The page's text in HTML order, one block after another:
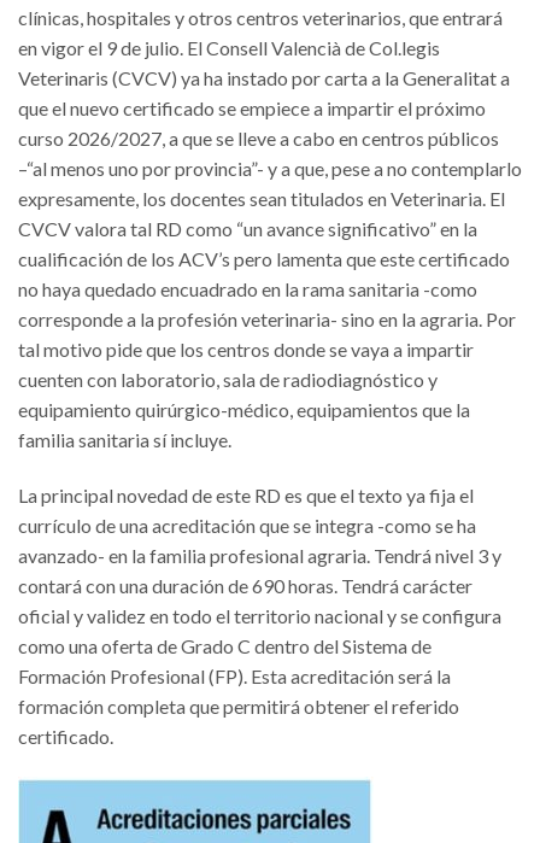
clínicas, hospitales y otros centros veterinarios, que entrará
en vigor el 9 de julio. El Consell Valencià de Col.legis
Veterinaris (CVCV) ya ha instado por carta a la Generalitat a
que el nuevo certificado se empiece a impartir el próximo
curso 2026/2027, a que se lleve a cabo en centros públicos
–“al menos uno por provincia”- y a que, pese a no contemplarlo
expresamente, los docentes sean titulados en Veterinaria. El
CVCV valora tal RD como “un avance significativo” en la
cualificación de los ACV’s pero lamenta que este certificado
no haya quedado encuadrado en la rama sanitaria -como
corresponde a la profesión veterinaria- sino en la agraria. Por
tal motivo pide que los centros donde se vaya a impartir
cuenten con laboratorio, sala de radiodiagnóstico y
equipamiento quirúrgico-médico, equipamientos que la
familia sanitaria sí incluye.
La principal novedad de este RD es que el texto ya fija el
currículo de una acreditación que se integra -como se ha
avanzado- en la familia profesional agraria. Tendrá nivel 3 y
contará con una duración de 690 horas. Tendrá carácter
oficial y validez en todo el territorio nacional y se configura
como una oferta de Grado C dentro del Sistema de
Formación Profesional (FP). Esta acreditación será la
formación completa que permitirá obtener el referido
certificado.